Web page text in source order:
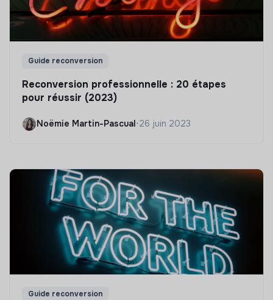
Guide reconversion
Reconversion professionnelle : 20 étapes
pour réussir (2023)
Noëmie Martin-Pascual•26 juin 2023
Guide reconversion